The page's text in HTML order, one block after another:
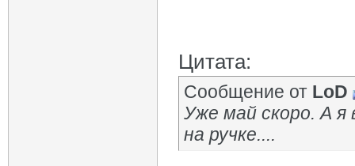
Цитата:
Сообщение от LoD
Уже май скоро. А
на ручке....